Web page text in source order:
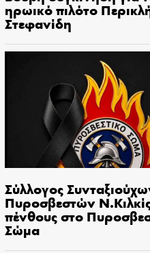
ηρωικό πιλότο
Στεφανίδη
Σύλλογος
Πυροσβεστών
πένθους στο
Σώμα